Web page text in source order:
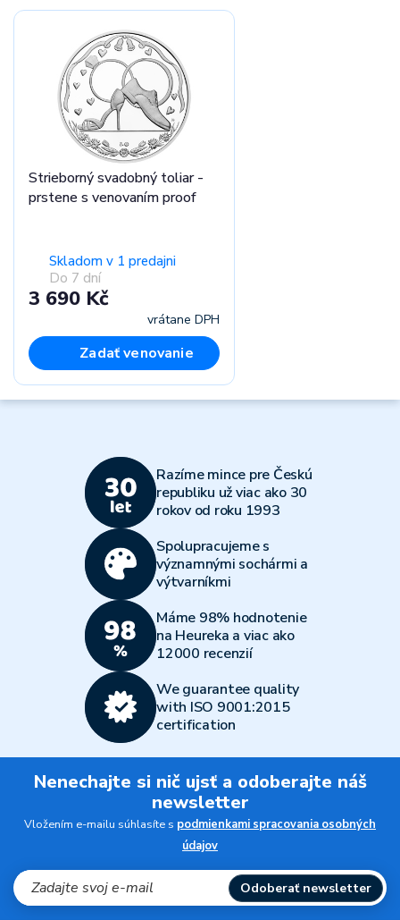
Strieborný svadobný toliar -
prstene s venovaním proof
Skladom v 1 predajni
Do 7 dní
3 690 Kč
vrátane DPH
Zadať venovanie
Razíme mince pre Českú
republiku už viac ako 30
rokov od roku 1993
Spolupracujeme s
významnými sochármi a
výtvarníkmi
Máme 98% hodnotenie
na Heureka a viac ako
12000 recenzií
We guarantee quality
with ISO 9001:2015
certification
Nenechajte si nič ujsť a odoberajte náš
newsletter
Vložením e-mailu súhlasíte s podmienkami spracovania osobných
údajov
Odoberať newsletter